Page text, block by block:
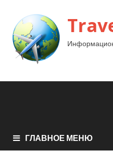
ГЛАВНОЕ МЕНЮ